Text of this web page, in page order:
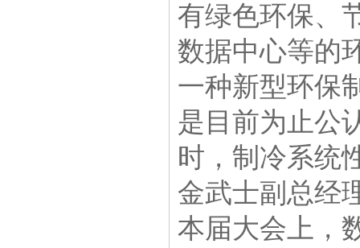
有绿色环保、
数据中心等的
一种新型环保
是目前为止公
时，制冷系统
金武士副总经
本届大会上，